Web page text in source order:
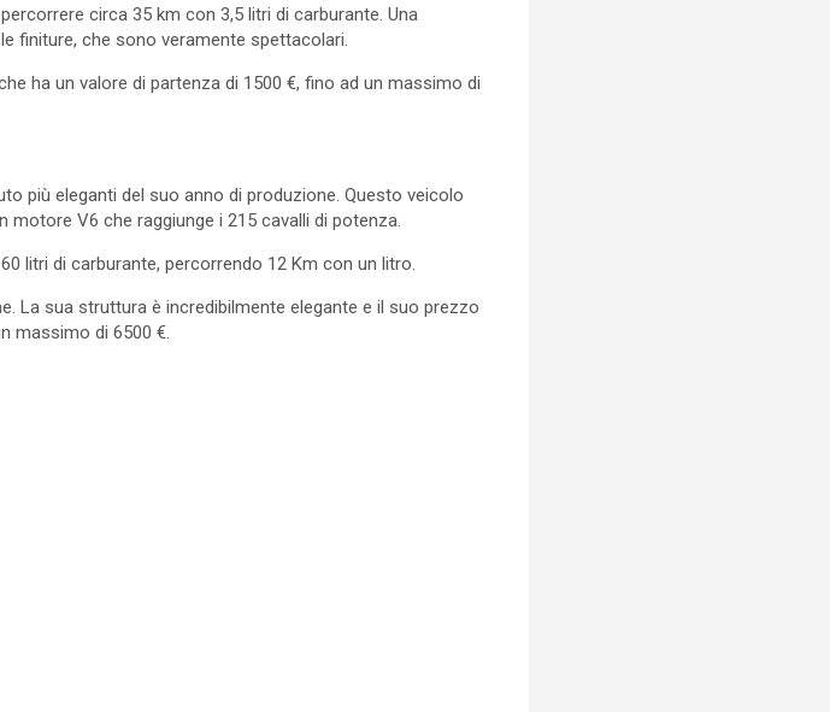
circa 35 km con 3,5 litri di carburante. Una
finiture, che sono veramente spettacolari.
ha un valore di partenza di 1500 €, fino ad un massimo di
più eleganti del suo anno di produzione. Questo veicolo
V6 che raggiunge i 215 cavalli di potenza.
litri di carburante, percorrendo 12 Km con un litro.
La sua struttura è incredibilmente elegante e il suo prezzo
massimo di 6500 €.